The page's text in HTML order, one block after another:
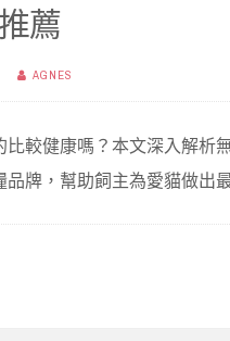
薦
AGNES
比較健康嗎？本文深入解析
品牌，幫助飼主為愛貓做出